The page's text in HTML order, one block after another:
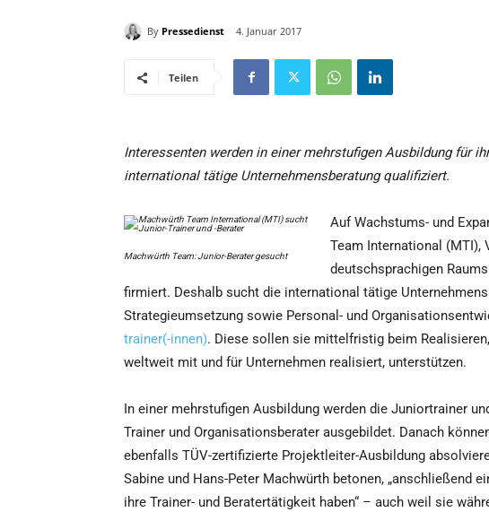
By Pressedienst 4. Januar 2017
Teilen
Interessenten werden in einer mehrstufigen Ausbildung für
international tätige Unternehmensberatung qualifiziert.
Machwürth Team: Junior-Berater gesucht
Auf Wachstums- und
Team International (MTI),
deutschsprachigen
firmiert. Deshalb sucht die international tätige
Strategieumsetzung sowie Personal- und
trainer(-innen). Diese sollen sie mittelfristig beim
weltweit mit und für Unternehmen realisiert, unterstützen.
In einer mehrstufigen Ausbildung werden die Juniortrainer
Trainer und Organisationsberater ausgebildet. Danach
ebenfalls TÜV-zertifizierte Projektleiter-Ausbildung
Sabine und Hans-Peter Machwürth betonen, „anschließend
ihre Trainer- und Beratertätigkeit haben“ – auch weil sie